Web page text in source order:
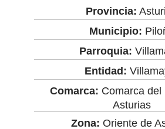
Provincia:
Municipio:
Parroquia:
Entidad:
Comarca: Comarca del
Asturias
Zona: Oriente de